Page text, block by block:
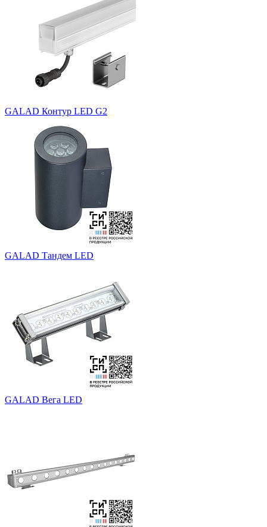
GALAD Контур LED G2
GALAD Тандем LED
GALAD Вега LED